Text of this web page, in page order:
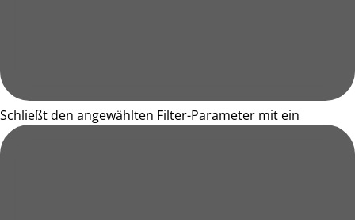
Schließt den angewählten Filter-Parameter mit ein